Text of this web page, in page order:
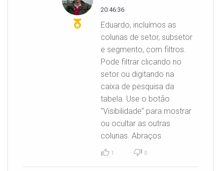
20:46:36
Eduardo, incluímos as
colunas de setor, subsetor
e segmento, com filtros.
Pode filtrar clicando no
setor ou digitando na
caixa de pesquisa da
tabela. Use o botão
"Visibilidade" para mostrar
ou ocultar as outras
colunas. Abraços
1 0